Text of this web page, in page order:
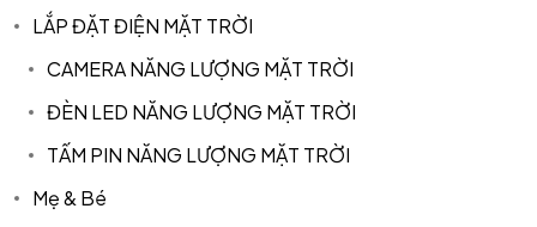
LẮP ĐẶT ĐIỆN MẶT TRỜI
CAMERA NĂNG LƯỢNG MẶT TRỜI
ĐÈN LED NĂNG LƯỢNG MẶT TRỜI
TẤM PIN NĂNG LƯỢNG MẶT TRỜI
Mẹ & Bé